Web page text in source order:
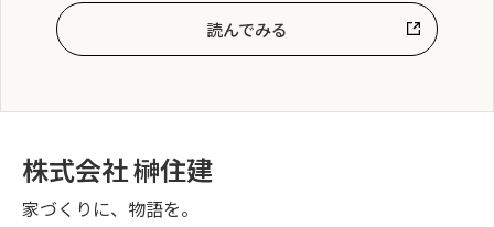
読んでみる
株式会社 榊住建
家づくりに、物語を。